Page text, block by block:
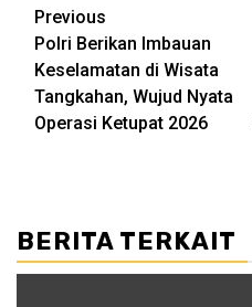
Post
navigation
Previous
Polri Berikan Imbauan
Keselamatan di Wisata
Tangkahan, Wujud Nyata
Operasi Ketupat 2026
BERITA TERKAIT